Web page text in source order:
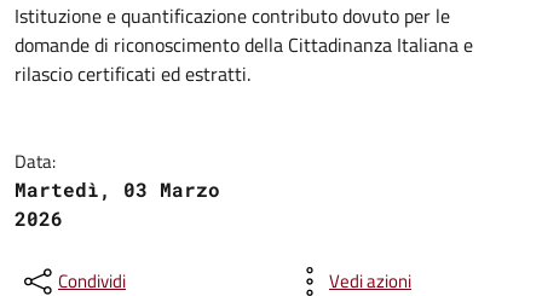
Istituzione e quantificazione contributo dovuto per le
domande di riconoscimento della Cittadinanza Italiana e
rilascio certificati ed estratti.
Data:
Martedì, 03 Marzo
2026
Condividi Vedi azioni